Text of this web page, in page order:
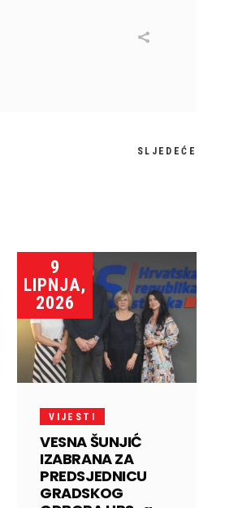
SLJEDEĆE
9
LIPNJA,
2026
VIJESTI
VESNA ŠUNJIĆ
IZABRANA ZA
PREDSJEDNICU
GRADSKOG